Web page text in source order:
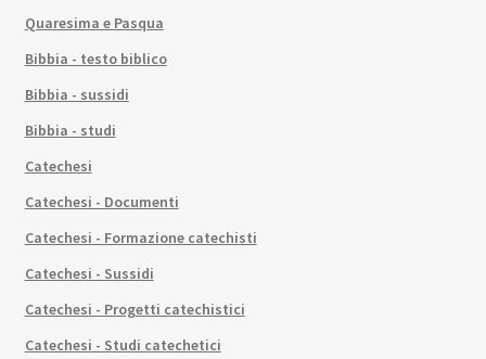
Quaresima e Pasqua
Bibbia - testo biblico
Bibbia - sussidi
Bibbia - studi
Catechesi
Catechesi - Documenti
Catechesi - Formazione catechisti
Catechesi - Sussidi
Catechesi - Progetti catechistici
Catechesi - Studi catechetici